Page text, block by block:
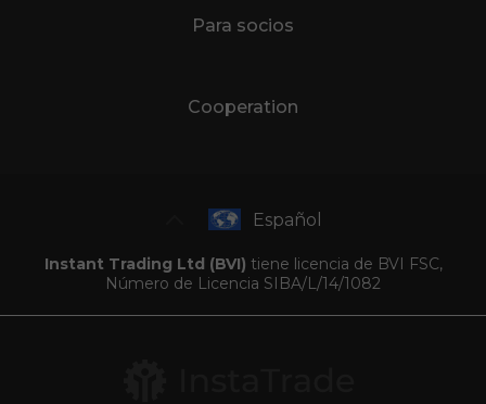
Para socios
Cooperation
Español
Instant Trading Ltd (BVI) tiene licencia de BVI FSC,
Número de Licencia SIBA/L/14/1082